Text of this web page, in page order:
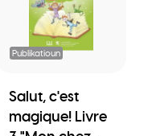
Publikatioun
Salut, c'est
magique! Livre